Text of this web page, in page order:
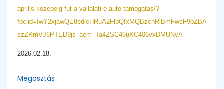
aprilis-kozepeig-fut-a-vallalati-e-auto-tamogatas/?
szZKmVJ6PTED9js_aem_Ta4ZSC46uKC406vxDMUNyA
2026.02.18.
Megosztás